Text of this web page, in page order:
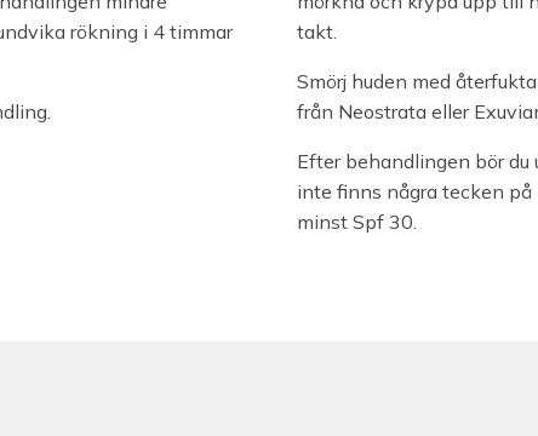
rökning i 4 timmar
takt.
Smörj huden med
från Neostrata eller
Efter behandlingen bör
inte finns några tecken
minst Spf 30.